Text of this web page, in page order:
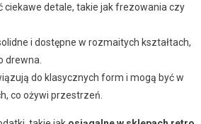
ciekawe detale, takie jak frezowania czy
i dostępne w rozmaitych kształtach,
drewna.
do klasycznych form i mogą być w
co ożywi przestrzeń.